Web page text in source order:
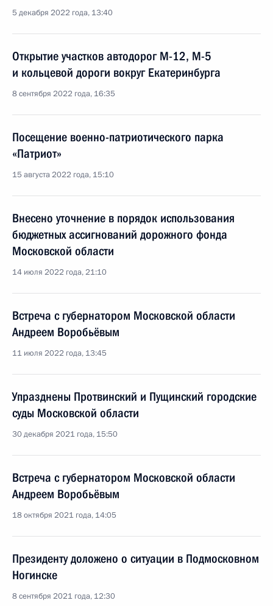
5 декабря 2022 года, 13:40
Открытие участков автодорог М-12, М-5
и кольцевой дороги вокруг Екатеринбурга
8 сентября 2022 года, 16:35
Посещение военно-патриотического парка
«Патриот»
15 августа 2022 года, 15:10
Внесено уточнение в порядок использования
бюджетных ассигнований дорожного фонда
Московской области
14 июля 2022 года, 21:10
Встреча с губернатором Московской области
Андреем Воробьёвым
11 июля 2022 года, 13:45
Упразднены Протвинский и Пущинский городские
суды Московской области
30 декабря 2021 года, 15:50
Встреча с губернатором Московской области
Андреем Воробьёвым
18 октября 2021 года, 14:05
Президенту доложено о ситуации в Подмосковном
Ногинске
8 сентября 2021 года, 12:30